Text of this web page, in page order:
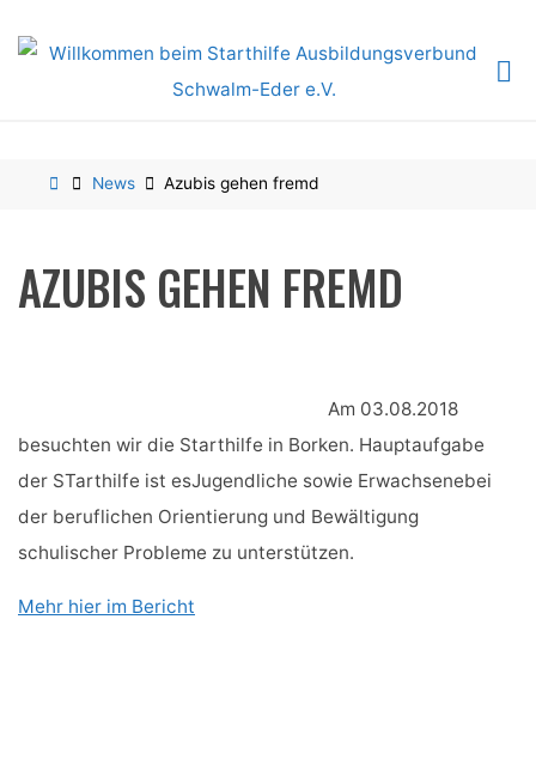
HomeNews Azubis gehen fremd
AZUBIS GEHEN FREMD
Am 03.08.2018
besuchten wir die Starthilfe in Borken. Hauptaufgabe
der STarthilfe ist esJugendliche sowie Erwachsenebei
der beruflichen Orientierung und Bewältigung
schulischer Probleme zu unterstützen.
Mehr hier im Bericht